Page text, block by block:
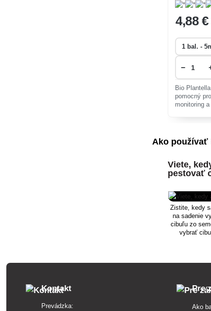
4,88 €
−
Bio Plantella obojstranný lepiaci
pomocný
monitoring
Ako používať
Viete,
pestovať
Zistite, kedy
na sadenie
cibuľu zo
vybrať
Kontakt
Prevádzka:
Pre
Ako